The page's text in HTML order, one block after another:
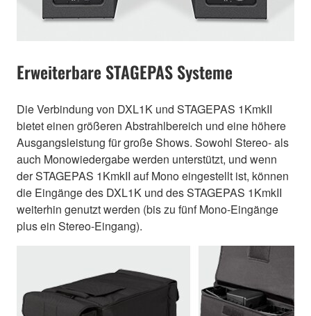
Erweiterbare STAGEPAS Systeme
Die Verbindung von DXL1K und STAGEPAS 1KmkII
bietet einen größeren Abstrahlbereich und eine höhere
Ausgangsleistung für große Shows. Sowohl Stereo- als
auch Monowiedergabe werden unterstützt, und wenn
der STAGEPAS 1KmkII auf Mono eingestellt ist, können
die Eingänge des DXL1K und des STAGEPAS 1KmkII
weiterhin genutzt werden (bis zu fünf Mono-Eingänge
plus ein Stereo-Eingang).